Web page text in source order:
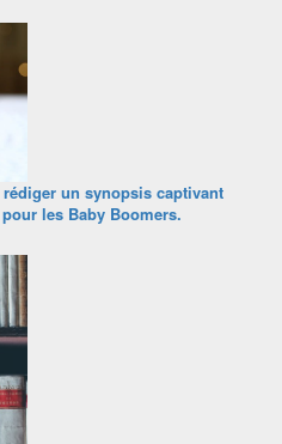
un synopsis captivant
les Baby Boomers.